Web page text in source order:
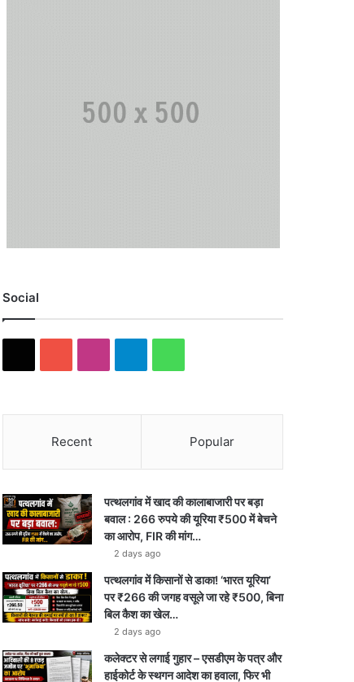
Social
u
T
b
e
s
g
a
m
l
r
a
m
a
A
p
Recent Popular
पत्थलगांव में खाद की कालाबाजारी पर बड़ा
बवाल : 266 रुपये की यूरिया ₹500 में बेचने
का आरोप, FIR की मांग…
2 days ago
पत्थलगांव में किसानों से डाका! ‘भारत यूरिया’
पर ₹266 की जगह वसूले जा रहे ₹500, बिना
बिल कैश का खेल…
2 days ago
कलेक्टर से लगाई गुहार – एसडीएम के पत्र और
हाईकोर्ट के स्थगन आदेश का हवाला, फिर भी